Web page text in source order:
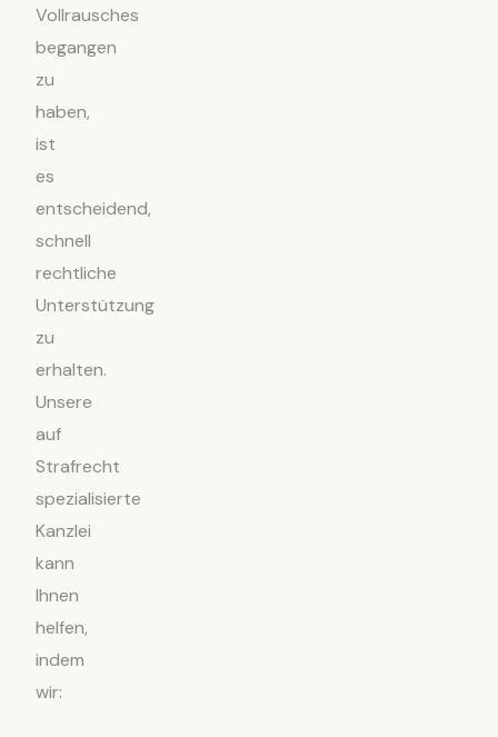
Vollrausches
begangen
zu
haben,
ist
es
entscheidend,
schnell
rechtliche
Unterstützung
zu
erhalten.
Unsere
auf
Strafrecht
spezialisierte
Kanzlei
kann
Ihnen
helfen,
indem
wir: